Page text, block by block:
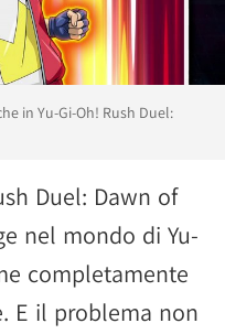
in Yu-Gi-Oh! Rush Duel:
Duel: Dawn of
nel mondo di Yu-
completamente
E il problema non